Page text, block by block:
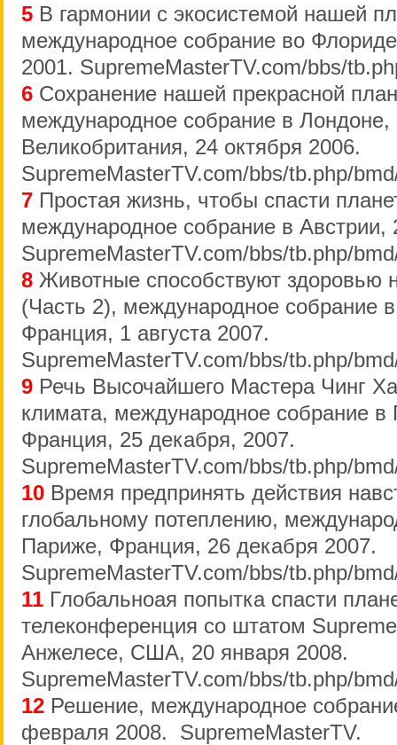
5 В гармонии с экосистемой нашей
международное собрание во
2001. SupremeMasterTV.com/bbs/
6 Сохранение нашей прекрасной
международное собрание в Лондоне,
Великобритания, 24 октября 2006.
SupremeMasterTV.com/bbs/tb.php/
7 Простая жизнь, чтобы спасти
международное собрание в Австрии,
SupremeMasterTV.com/bbs/tb.php/
8 Животные способствуют здоровью
(Часть 2), международное собрание
Франция, 1 августа 2007.
SupremeMasterTV.com/bbs/tb.php/
9 Речь Высочайшего Мастера Чинг
климата, международное собрание в
Франция, 25 декабря, 2007.
SupremeMasterTV.com/bbs/tb.php/
10 Время предпринять действия
глобальному потеплению,
Париже, Франция, 26 декабря 2007.
SupremeMasterTV.com/bbs/tb.php/
11 Глобальноая попытка спасти
телеконференция со штатом
Анжелесе, США, 20 января 2008.
SupremeMasterTV.com/bbs/tb.php/
12 Решение, международное
февраля 2008. SupremeMasterTV.